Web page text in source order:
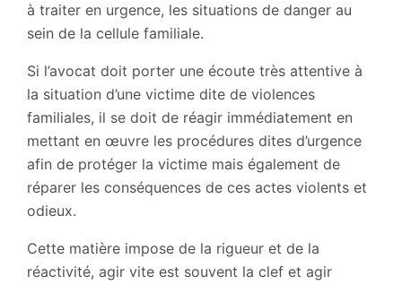
à traiter en urgence, les situations de danger au
sein de la cellule familiale.
Si l’avocat doit porter une écoute très attentive à
la situation d’une victime dite de violences
familiales, il se doit de réagir immédiatement en
mettant en œuvre les procédures dites d’urgence
afin de protéger la victime mais également de
réparer les conséquences de ces actes violents et
odieux.
Cette matière impose de la rigueur et de la
réactivité, agir vite est souvent la clef et agir